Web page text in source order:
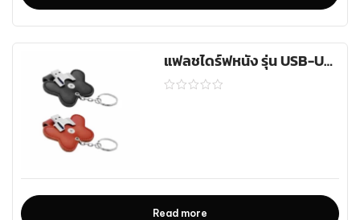
แฟลชไดร์ฟหนัง รุ่น USB-U211
Read more